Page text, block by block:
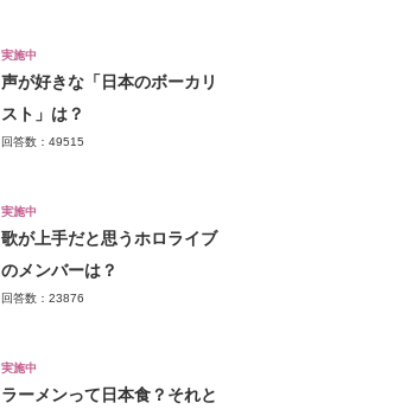
実施中
声が好きな「日本のボーカリ
スト」は？
回答数：49515
実施中
歌が上手だと思うホロライブ
のメンバーは？
回答数：23876
実施中
ラーメンって日本食？それと